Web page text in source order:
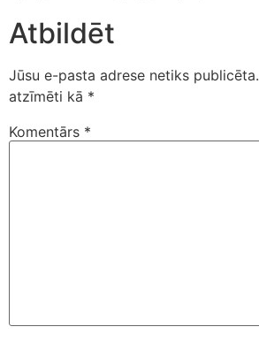
Atbildēt
Jūsu e-pasta adrese netiks publicēta.
atzīmēti kā *
Komentārs *